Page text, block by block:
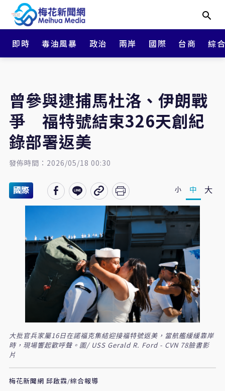
即時 毒油風暴 政治 兩岸 國際 台商 綜
曾參與逮捕馬杜洛、伊朗戰
爭 福特號結束326天創紀
錄部署返美
發佈時間：2026/05/18 00:30
國際 小 中 大
大批官兵家屬16日在諾福克集結迎接福特號返美，當航艦緩緩靠岸
時，現場響起歡呼聲。圖/ USS Gerald R. Ford - CVN 78臉書影
片
梅花新聞網 邱啟霖/綜合報導